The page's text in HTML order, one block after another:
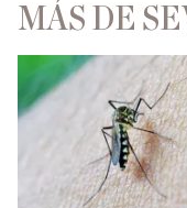
MÁS DE